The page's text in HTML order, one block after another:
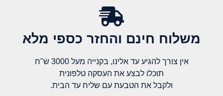
משלוח חינם והחזר כספי מלא​
אין צורך להגיע עד אלינו, בקנייה מעל 3000 ש"ח
תוכלו לבצע את העסקה טלפונית
ולקבל את הטבעת עם שליח עד הבית.